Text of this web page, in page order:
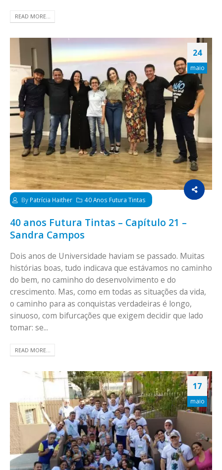
READ MORE...
24
maio
By Patrícia Haither 40 Anos Futura Tintas
40 anos Futura Tintas – Capítulo 21 –
Sandra Campos
Dois anos de Universidade haviam se passado. Muitas
histórias boas, tudo indicava que estávamos no caminho
do bem, no caminho do desenvolvimento e do
crescimento. Mas, como em todas as situações da vida,
o caminho para as conquistas verdadeiras é longo,
sinuoso, com bifurcações que exigem decidir que lado
tomar: se...
READ MORE...
17
maio